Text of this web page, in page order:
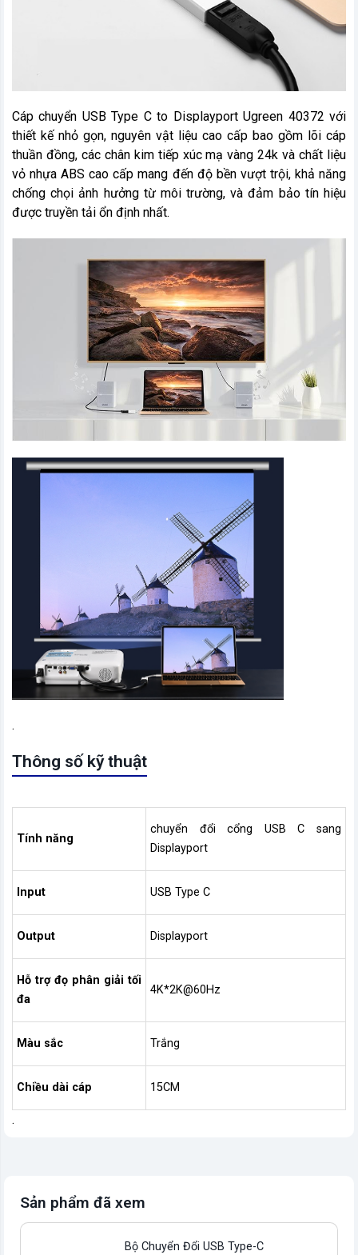
Cáp chuyển USB Type C to Displayport Ugreen 40372 với
thiết kế nhỏ gọn, nguyên vật liệu cao cấp bao gồm lõi cáp
thuần đồng, các chân kim tiếp xúc mạ vàng 24k và chất liệu
vỏ nhựa ABS cao cấp mang đến độ bền vượt trội, khả năng
chống chọi ảnh hưởng từ môi trường, và đảm bảo tín hiệu
được truyền tải ổn định nhất.
.
Thông số kỹ thuật
Tính năng
chuyển đổi cổng USB C sang
Displayport
Input USB Type C
Output Displayport
Hỗ trợ đọ phân giải tối
đa
4K*2K@60Hz
Màu sắc Trắng
Chiều dài cáp 15CM
.
Sản phẩm đã xem
Bộ Chuyển Đổi USB Type-C